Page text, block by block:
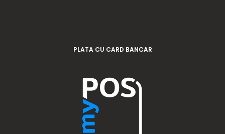
PLATA CU CARD BANCAR